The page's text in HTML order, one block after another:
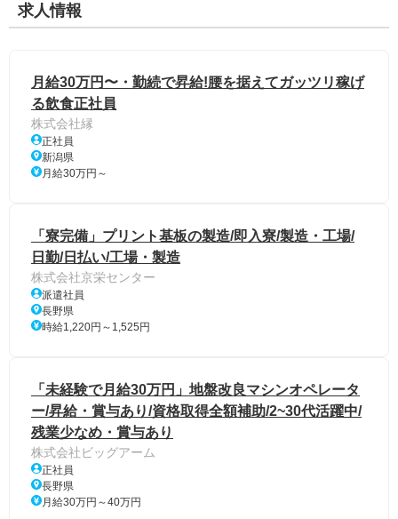
求人情報
月給30万円〜・勤続で昇給!腰を据えてガッツリ稼げ
る飲食正社員
株式会社縁
正社員
新潟県
月給30万円～
「寮完備」プリント基板の製造/即入寮/製造・工場/
日勤/日払い/工場・製造
株式会社京栄センター
派遣社員
長野県
時給1,220円～1,525円
「未経験で月給30万円」地盤改良マシンオペレータ
ー/昇給・賞与あり/資格取得全額補助/2~30代活躍中/
残業少なめ・賞与あり
株式会社ビッグアーム
正社員
長野県
月給30万円～40万円